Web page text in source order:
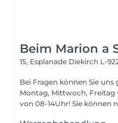
Beim Marion a
15, Esplanade Diekirch L-
Bei Fragen können Sie
Montag, Mittwoch, Freitag
von 08-14Uhr! Sie